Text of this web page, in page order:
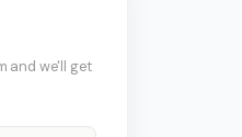
and we'll get